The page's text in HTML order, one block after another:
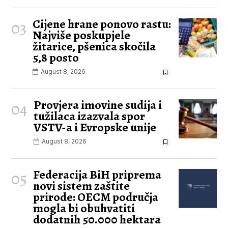
03 Cijene hrane ponovo rastu:
Najviše poskupjele
žitarice, pšenica skočila
5,8 posto
August 8, 2026
04 Provjera imovine sudija i
tužilaca izazvala spor
VSTV-a i Evropske unije
August 8, 2026
05 Federacija BiH priprema
novi sistem zaštite
prirode: OECM područja
mogla bi obuhvatiti
dodatnih 50.000 hektara